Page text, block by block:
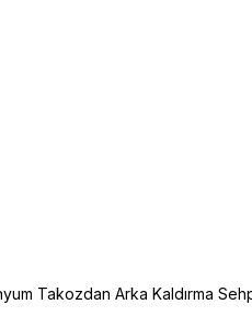
Takozdan Arka Kaldırma